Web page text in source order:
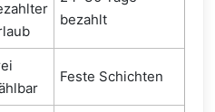
bezahlt
Feste Schichten